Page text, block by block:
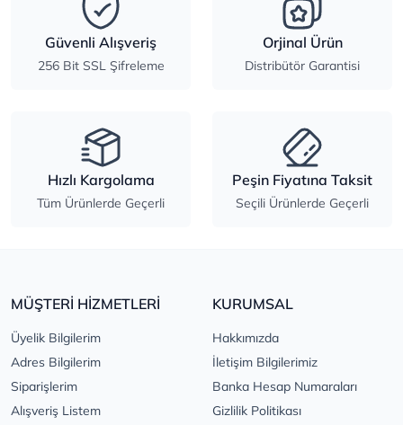
Güvenli Alışveriş
256 Bit SSL Şifreleme
Orjinal Ürün
Distribütör Garantisi
Hızlı Kargolama
Tüm Ürünlerde Geçerli
Peşin Fiyatına Taksit
Seçili Ürünlerde Geçerli
MÜŞTERİ HİZMETLERİ
Üyelik Bilgilerim
Adres Bilgilerim
Siparişlerim
Alışveriş Listem
KURUMSAL
Hakkımızda
İletişim Bilgilerimiz
Banka Hesap Numaraları
Gizlilik Politikası